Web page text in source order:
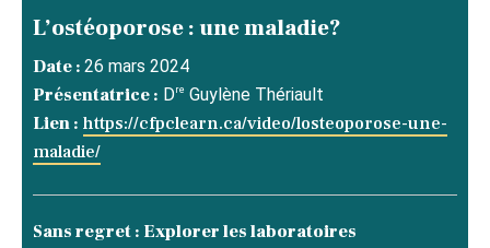
L’ostéoporose : une maladie?
Date : 26 mars 2024
Présentatrice : Dre Guylène Thériault
Lien : https://cfpclearn.ca/video/losteoporose-une-
maladie/
Sans regret : Explorer les laboratoires